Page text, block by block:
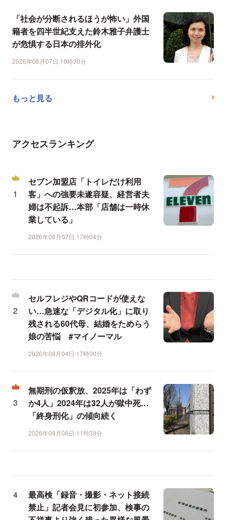
「社会が分断されるほうが怖い」外国
籍者を四半世紀支えた鈴木雅子弁護士
が危惧する日本の排外化
2026年08月07日 10時30分
もっと見る
アクセスランキング
セブン加盟店「トイレだけ利用
客」への強要未遂容疑、経営者夫
婦は不起訴…本部「店舗は一時休
業している」
2026年08月07日 17時04分
セルフレジやQRコードが使えな
い…急速な「デジタル化」に取り
残される60代母、結婚をためらう
娘の苦悩 #マイノーマル
2026年08月04日 17時00分
無期刑の仮釈放、2025年は「わず
か4人」2024年は32人が獄中死…
「終身刑化」の傾向続く
2026年08月06日 11時39分
最高検「録音・撮影・ネット接続
禁止」記者会見に初参加、検事の